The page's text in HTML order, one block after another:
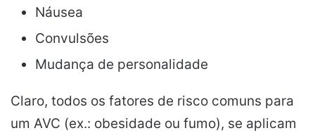
Náusea
Convulsões
Mudança de personalidade
Claro, todos os fatores de risco comuns para
um AVC (ex.: obesidade ou fumo), se aplicam